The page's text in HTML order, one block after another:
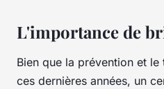
L'importance de
Bien que la prévention et
ces dernières années, un